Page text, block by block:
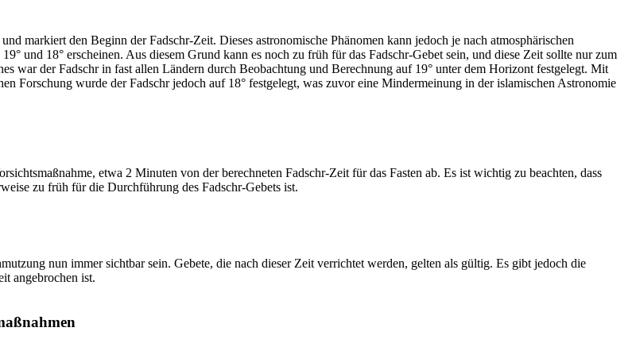
markiert den Beginn der Fadschr-Zeit. Dieses astronomische Phänomen kann jedoch je nach atmosphärischen
und 18° erscheinen. Aus diesem Grund kann es noch zu früh für das Fadschr-Gebet sein, und diese Zeit sollte nur zum
war der Fadschr in fast allen Ländern durch Beobachtung und Berechnung auf 19° unter dem Horizont festgelegt. Mit
Forschung wurde der Fadschr jedoch auf 18° festgelegt, was zuvor eine Mindermeinung in der islamischen Astronomie
etwa 2 Minuten von der berechneten Fadschr-Zeit für das Fasten ab. Es ist wichtig zu beachten, dass
zu früh für die Durchführung des Fadschr-Gebets ist.
nun immer sichtbar sein. Gebete, die nach dieser Zeit verrichtet werden, gelten als gültig. Es gibt jedoch die
angebrochen ist.